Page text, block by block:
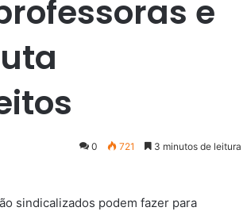
e
0 721 3 minutos de leitura
sindicalizados podem fazer para